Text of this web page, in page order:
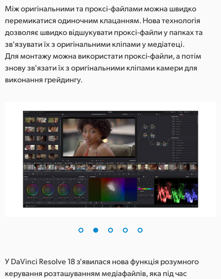
Між оригінальними та проксі-файлами можна швидко
перемикатися одиночним клацанням. Нова технологія
дозволяє швидко відшукувати проксі-файли у папках та
зв'язувати їх з оригінальними кліпами у медіатеці.
Для монтажу можна використати проксі-файли, а потім
знову зв'язати їх з оригінальними кліпами камери для
виконання грейдингу.
У DaVіnci Resolve 18 з'явилася нова функція розумного
керування розташуванням медіафайлів, яка під час